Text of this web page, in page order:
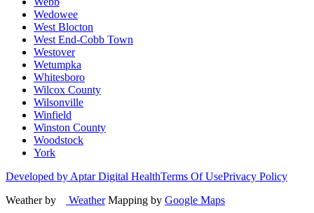
Wedowee
West Blocton
West End-Cobb Town
Westover
Wetumpka
Whitesboro
Wilcox County
Wilsonville
Winfield
Winston County
Woodstock
York
Developed by Aptar Digital HealthTerms Of UsePrivacy Policy
Weather by
WeatherMapping by Google Maps